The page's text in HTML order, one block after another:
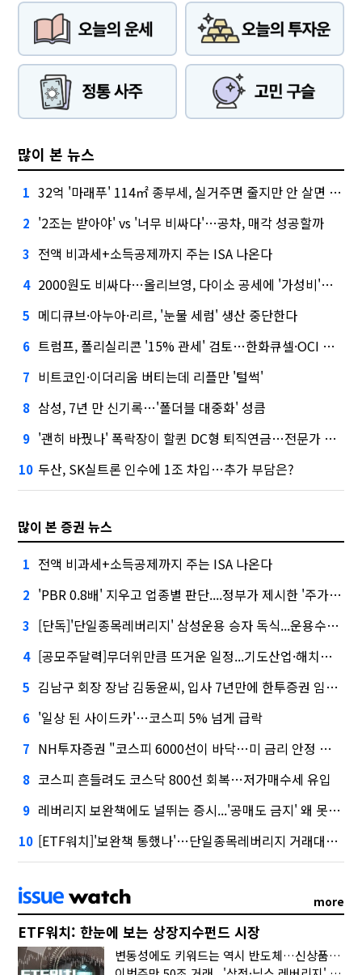
많이 본 뉴스
1 32억 '마래푸' 114㎡ 종부세, 실거주면 줄지만 안 살면 2.5배
2 '2조는 받아야' vs '너무 비싸다'…공차, 매각 성공할까
3 전액 비과세+소득공제까지 주는 ISA 나온다
4 2000원도 비싸다…올리브영, 다이소 공세에 '가성비'로 맞불
5 메디큐브·아누아·리르, '눈물 세럼' 생산 중단한다
6 트럼프, 폴리실리콘 '15% 관세' 검토…한화큐셀·OCI 영향은?
7 비트코인·이더리움 버티는데 리플만 '털썩'
8 삼성, 7년 만 신기록…'폴더블 대중화' 성큼
9 '괜히 바꿨나' 폭락장이 할퀸 DC형 퇴직연금…전문가 조언은
10 두산, SK실트론 인수에 1조 차입…추가 부담은?
많이 본 증권 뉴스
1 전액 비과세+소득공제까지 주는 ISA 나온다
2 'PBR 0.8배' 지우고 업종별 판단....정부가 제시한 '주가 누르기' 방지법
3 [단독]'단일종목레버리지' 삼성운용 승자 독식...운용수익 미래에셋의 6배
4 [공모주달력]무더위만큼 뜨거운 일정...기도산업·해치텍·니어스랩, 동시 청약
5 김남구 회장 장남 김동윤씨, 입사 7년만에 한투증권 임원 승진
6 '일상 된 사이드카'…코스피 5% 넘게 급락
7 NH투자증권 "코스피 6000선이 바닥…미 금리 안정 후 추가 회복"
8 코스피 흔들려도 코스닥 800선 회복…저가매수세 유입
9 레버리지 보완책에도 널뛰는 증시...'공매도 금지' 왜 못 꺼내나
10 [ETF워치]'보완책 통했나'…단일종목레버리지 거래대금 10분의 1토막
more
ETF워치: 한눈에 보는 상장지수펀드 시장
변동성에도 키워드는 역시 반도체…신상품은 우주·방산